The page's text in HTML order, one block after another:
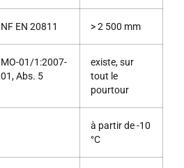
NF EN 20811 > 2 500 mm
MO-01/1:2007-
01, Abs. 5
existe, sur
tout le
pourtour
à partir de -10
°C